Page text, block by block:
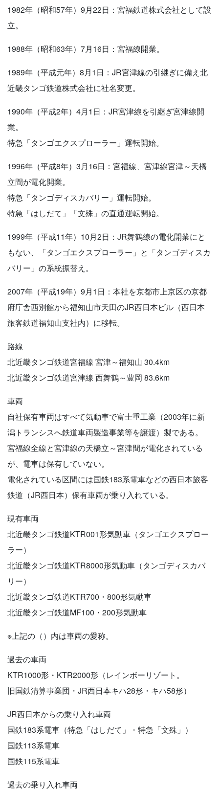
1982年（昭和57年）9月22日：宮福鉄道株式会社として設
立。
1988年（昭和63年）7月16日：宮福線開業。
1989年（平成元年）8月1日：JR宮津線の引継ぎに備え北
近畿タンゴ鉄道株式会社に社名変更。
1990年（平成2年）4月1日：JR宮津線を引継ぎ宮津線開
業。
特急「タンゴエクスプローラー」運転開始。
1996年（平成8年）3月16日：宮福線、宮津線宮津～天橋
立間が電化開業。
特急「タンゴディスカバリー」運転開始。
特急「はしだて」「文殊」の直通運転開始。
1999年（平成11年）10月2日：JR舞鶴線の電化開業にと
もない、「タンゴエクスプローラー」と「タンゴディスカ
バリー」の系統振替え。
2007年（平成19年）9月1日：本社を京都市上京区の京都
府庁舎西別館から福知山市天田のJR西日本ビル（西日本
旅客鉄道福知山支社内）に移転。
路線
北近畿タンゴ鉄道宮福線 宮津～福知山 30.4km
北近畿タンゴ鉄道宮津線 西舞鶴～豊岡 83.6km
車両
自社保有車両はすべて気動車で富士重工業（2003年に新
潟トランシスへ鉄道車両製造事業等を譲渡）製である。
宮福線全線と宮津線の天橋立～宮津間が電化されている
が、電車は保有していない。
電化されている区間には国鉄183系電車などの西日本旅客
鉄道（JR西日本）保有車両が乗り入れている。
現有車両
北近畿タンゴ鉄道KTR001形気動車（タンゴエクスプロー
ラー）
北近畿タンゴ鉄道KTR8000形気動車（タンゴディスカバ
リー）
北近畿タンゴ鉄道KTR700・800形気動車
北近畿タンゴ鉄道MF100・200形気動車
※上記の（）内は車両の愛称。
過去の車両
KTR1000形・KTR2000形（レインボーリゾート。
旧国鉄清算事業団・JR西日本キハ28形・キハ58形）
JR西日本からの乗り入れ車両
国鉄183系電車（特急「はしだて」・特急「文殊」）
国鉄113系電車
国鉄115系電車
過去の乗り入れ車両